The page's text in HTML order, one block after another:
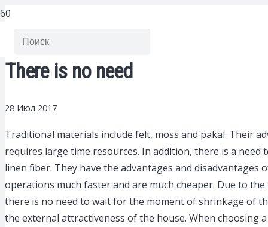
There is no need
28 Июл 2017
Traditional materials include felt, moss and pakal. Their
requires large time resources. In addition, there is a
linen fiber. They have the advantages and
operations much faster and are much cheaper. Due to
there is no need to wait for the moment of shrinkage of
the external attractiveness of the house. When choosing